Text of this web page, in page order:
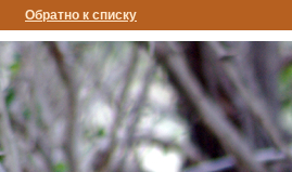
Обратно к списку